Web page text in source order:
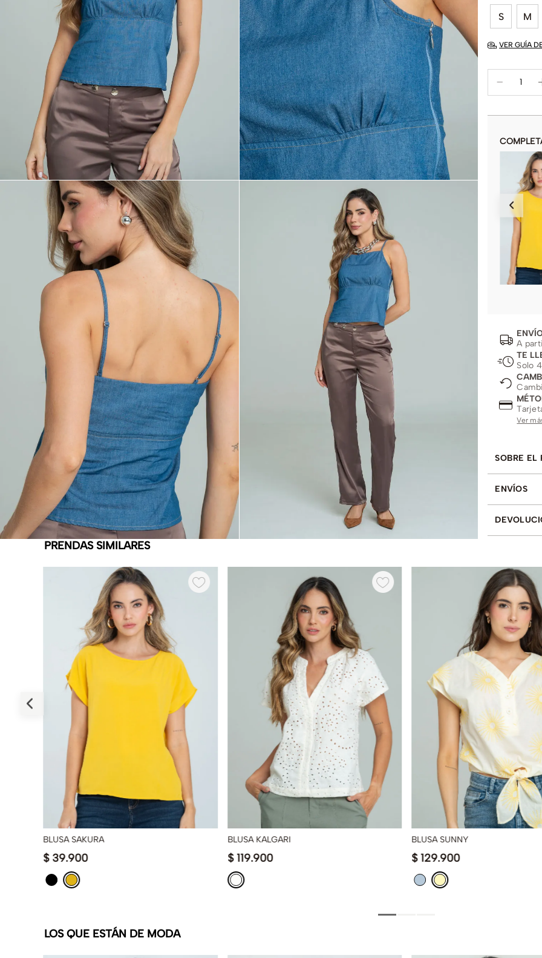
S M
VER GUÍA
BLUSA AMAREO
COLOR
A
TE
Solo
Ver
SOBRE EL
ENVÍOS
PRENDAS SIMILARES
BLUSA SAKURA
$ 39.900
BLUSA KALGARI
$ 119.900
BLUSA SUNNY
$ 129.900
LOS QUE ESTÁN DE MODA